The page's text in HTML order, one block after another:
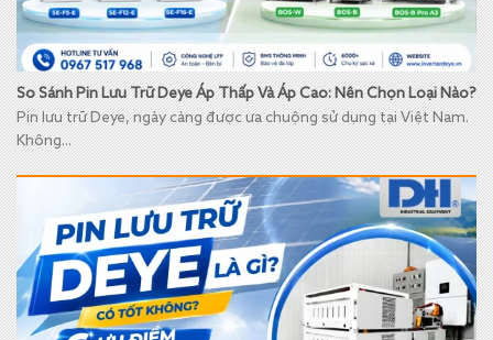
So Sánh Pin Lưu Trữ Deye Áp Thấp Và Áp Cao: Nên Chọn Loại Nào?
Pin lưu trữ Deye, ngày càng được ưa chuộng sử dụng tại Việt Nam.
Không...